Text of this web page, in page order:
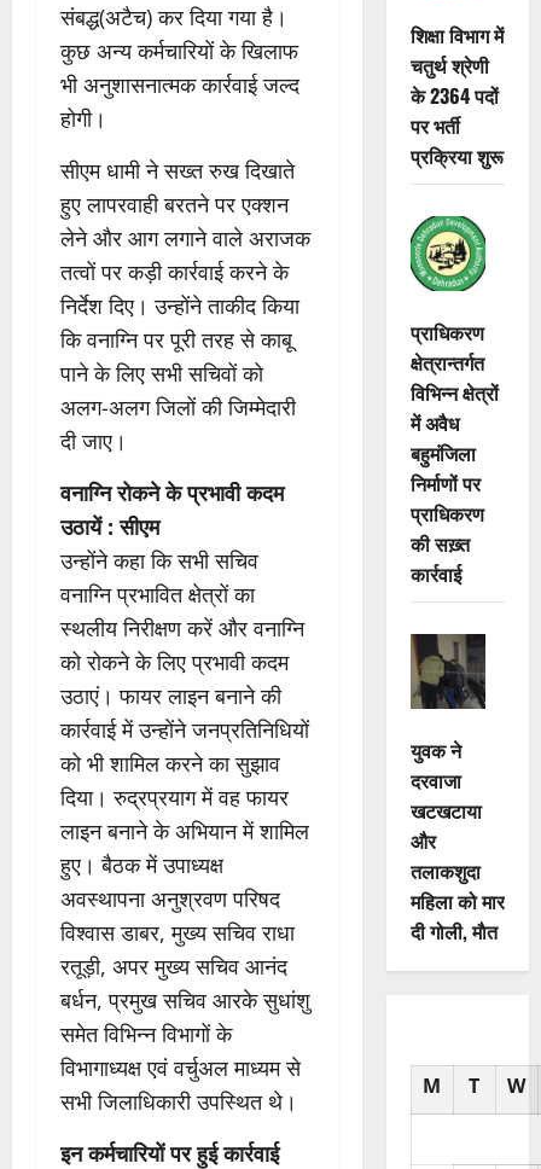
संबद्ध(अटैच) कर दिया गया है।
कुछ अन्य कर्मचारियों के खिलाफ
भी अनुशासनात्मक कार्रवाई जल्द
होगी।
सीएम धामी ने सख्त रुख दिखाते
हुए लापरवाही बरतने पर एक्शन
लेने और आग लगाने वाले अराजक
तत्वों पर कड़ी कार्रवाई करने के
निर्देश दिए। उन्होंने ताकीद किया
कि वनाग्नि पर पूरी तरह से काबू
पाने के लिए सभी सचिवों को
अलग-अलग जिलों की जिम्मेदारी
दी जाए।
वनाग्नि रोकने के प्रभावी कदम
उठायें : सीएम
उन्होंने कहा कि सभी सचिव
वनाग्नि प्रभावित क्षेत्रों का
स्थलीय निरीक्षण करें और वनाग्नि
को रोकने के लिए प्रभावी कदम
उठाएं। फायर लाइन बनाने की
कार्रवाई में उन्होंने जनप्रतिनिधियों
को भी शामिल करने का सुझाव
दिया। रुद्रप्रयाग में वह फायर
लाइन बनाने के अभियान में शामिल
हुए। बैठक में उपाध्यक्ष
अवस्थापना अनुश्रवण परिषद
विश्वास डाबर, मुख्य सचिव राधा
रतूड़ी, अपर मुख्य सचिव आनंद
बर्धन, प्रमुख सचिव आरके सुधांशु
समेत विभिन्न विभागों के
विभागाध्यक्ष एवं वर्चुअल माध्यम से
सभी जिलाधिकारी उपस्थित थे।
इन कर्मचारियों पर हुई कार्रवाई
शिक्षा विभाग में
चतुर्थ श्रेणी
के 2364 पदों
पर भर्ती
प्रक्रिया शुरू
प्राधिकरण
क्षेत्रान्तर्गत
विभिन्न क्षेत्रों
में अवैध
बहुमंजिला
निर्माणों पर
प्राधिकरण
की सख़्त
कार्रवाई
युवक ने
दरवाजा
खटखटाया
और
तलाकशुदा
महिला को मार
दी गोली, माैत
M T W